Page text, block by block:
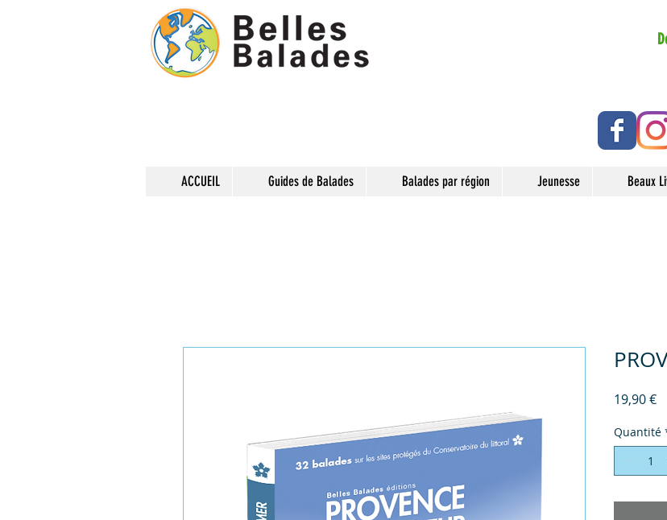
ACCUEIL Guides de Balades Balades par région Jeunesse Beaux
19,90 €
Quantité